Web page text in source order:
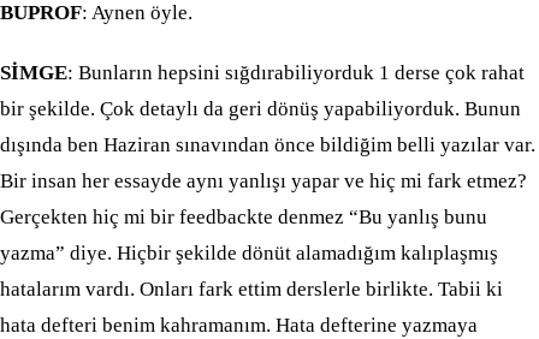
BUPROF: Aynen öyle.
SİMGE: Bunların hepsini sığdırabiliyorduk 1 derse çok rahat
bir şekilde. Çok detaylı da geri dönüş yapabiliyorduk. Bunun
dışında ben Haziran sınavından önce bildiğim belli yazılar var.
Bir insan her essayde aynı yanlışı yapar ve hiç mi fark etmez?
Gerçekten hiç mi bir feedbackte denmez “Bu yanlış bunu
yazma” diye. Hiçbir şekilde dönüt alamadığım kalıplaşmış
hatalarım vardı. Onları fark ettim derslerle birlikte. Tabii ki
hata defteri benim kahramanım. Hata defterine yazmaya